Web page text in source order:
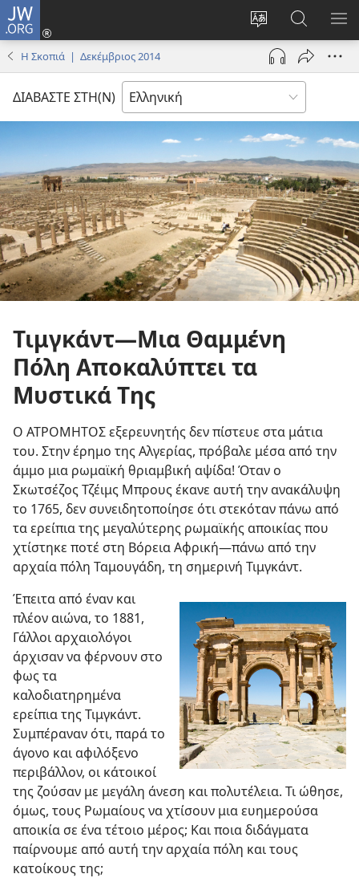
JW.ORG
Αλλαγή
γλώσσας
ιστότοπου
Σύνδεση
(ανοίγει
παράθυρο)
στο
JW.ORG
Η Σκοπιά | Δεκέμβριος 2014
ΔΙΑΒΑΣΤΕ ΣΤΗ(Ν)
Τιμγκάντ—Μια Θαμμένη
Πόλη Αποκαλύπτει τα
Μυστικά Της
Ο ΑΤΡΟΜΗΤΟΣ εξερευνητής δεν πίστευε στα μάτια
του. Στην έρημο της Αλγερίας, πρόβαλε μέσα από την
άμμο μια ρωμαϊκή θριαμβική αψίδα! Όταν ο
Σκωτσέζος Τζέιμς Μπρους έκανε αυτή την ανακάλυψη
το 1765, δεν συνειδητοποίησε ότι στεκόταν πάνω από
τα ερείπια της μεγαλύτερης ρωμαϊκής αποικίας που
χτίστηκε ποτέ στη Βόρεια Αφρική—πάνω από την
αρχαία πόλη Ταμουγάδη, τη σημερινή Τιμγκάντ.
Έπειτα από έναν και
πλέον αιώνα, το 1881,
Γάλλοι αρχαιολόγοι
άρχισαν να φέρνουν στο
φως τα
καλοδιατηρημένα
ερείπια της Τιμγκάντ.
Συμπέραναν ότι, παρά το
άγονο και αφιλόξενο
περιβάλλον, οι κάτοικοί
της ζούσαν με μεγάλη άνεση και πολυτέλεια. Τι ώθησε,
όμως, τους Ρωμαίους να χτίσουν μια ευημερούσα
αποικία σε ένα τέτοιο μέρος; Και ποια διδάγματα
παίρνουμε από αυτή την αρχαία πόλη και τους
κατοίκους της;